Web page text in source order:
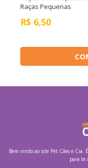
Raças Pequenas
R$ 6,50
Bem vindo ao site Pet Cães e Cia.
para te